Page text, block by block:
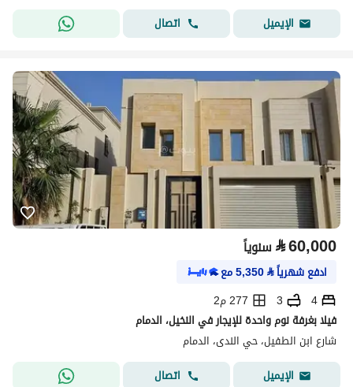
الإيميل
اتصال
⃁60,000 سنوياً
ادفع شهرياً⃁
5,350مع
4
3
277 م2
فيلا بغرفة نوم واحدة للإيجار في النخيل، الدمام
شارع ابن الطفيل، حي الندى، الدمام
الإيميل
اتصال